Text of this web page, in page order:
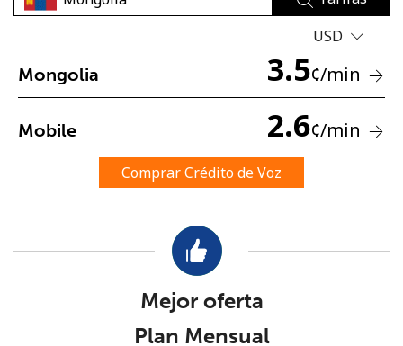
No se ha creado una contraseña
Una letra mayúscula y una minúscula
Un caracter especial
Mantente en contacto para recibir nuestras mejores
USD
Mongolia 3.5¢/min
Mobile 2.6¢/min
Comprar Crédito de Voz
Mejor oferta
Plan Mensual